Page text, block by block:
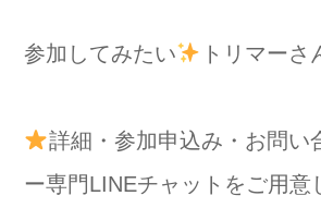
参加してみたい トリマーさ
詳細・参加申込み・お問い
ー専門LINEチャットをご用意